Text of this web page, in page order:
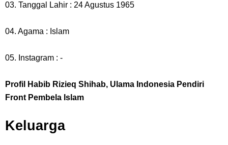
03. Tanggal Lahir : 24 Agustus 1965
04. Agama : Islam
05. Instagram : -
Profil Habib Rizieq Shihab, Ulama Indonesia Pendiri
Front Pembela Islam
Keluarga